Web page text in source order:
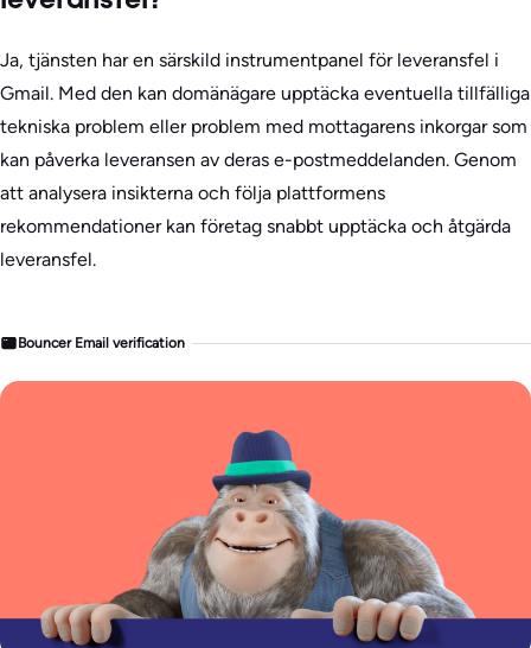
Ja, tjänsten har en särskild instrumentpanel för leveransfel i
Gmail. Med den kan domänägare upptäcka eventuella tillfälliga
tekniska problem eller problem med mottagarens inkorgar som
kan påverka leveransen av deras e-postmeddelanden. Genom
att analysera insikterna och följa plattformens
rekommendationer kan företag snabbt upptäcka och åtgärda
leveransfel.
Bouncer Email verification